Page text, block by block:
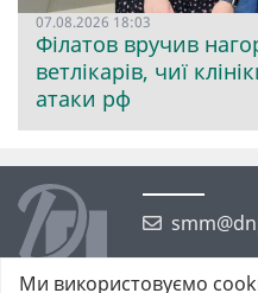
07.08.2026 18:03
Філатов вручив
ветлікарів, чиї
атаки рф
Ми використовуємо